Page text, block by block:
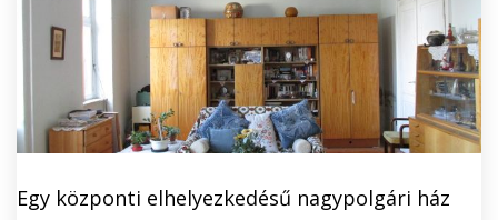
Egy központi elhelyezkedésű nagypolgári ház